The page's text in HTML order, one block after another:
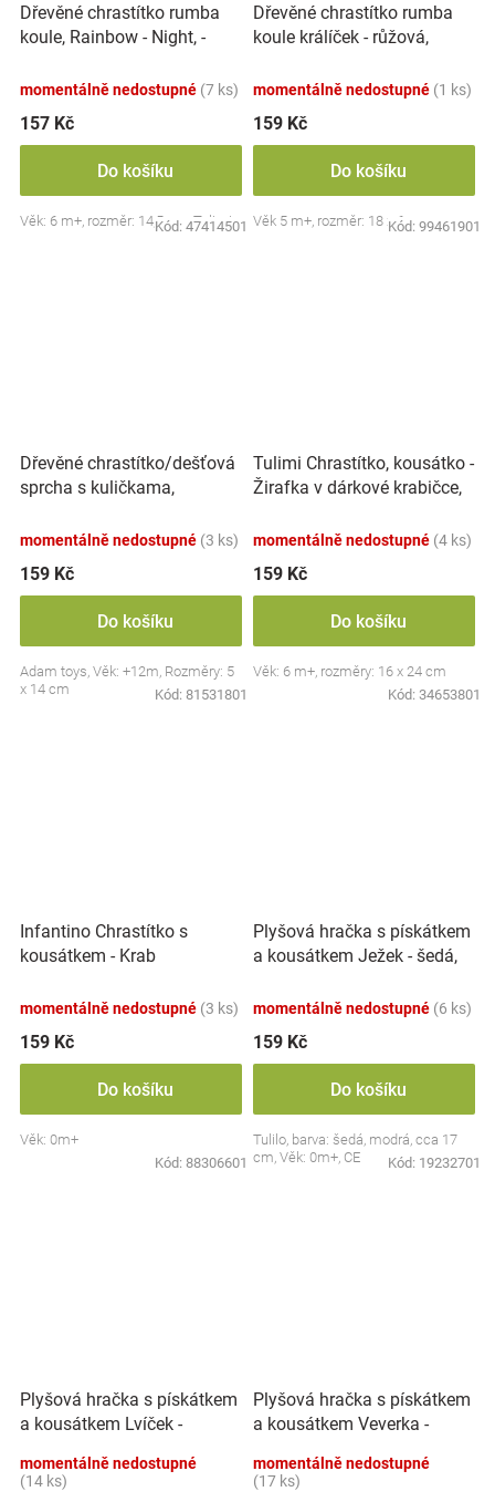
Dřevěné chrastítko rumba
koule, Rainbow - Night, -
momentálně nedostupné (7 ks)
157 Kč
Do košíku
Věk: 6 m+, rozměr: 14,5 cm, Tulimi
Kód: 47414501
Dřevěné chrastítko rumba
koule králíček - růžová,
momentálně nedostupné (1 ks)
159 Kč
Do košíku
Věk 5 m+, rozměr: 18 x 6 cm
Kód: 99461901
Dřevěné chrastítko/dešťová
sprcha s kuličkama,
momentálně nedostupné (3 ks)
159 Kč
Do košíku
Adam toys, Věk: +12m, Rozměry: 5
x 14 cm
Kód: 81531801
Tulimi Chrastítko, kousátko -
Žirafka v dárkové krabičce,
momentálně nedostupné (4 ks)
159 Kč
Do košíku
Věk: 6 m+, rozměry: 16 x 24 cm
Kód: 34653801
Infantino Chrastítko s
kousátkem - Krab
momentálně nedostupné (3 ks)
159 Kč
Do košíku
Věk: 0m+
Kód: 88306601
Plyšová hračka s pískátkem
a kousátkem Ježek - šedá,
momentálně nedostupné (6 ks)
159 Kč
Do košíku
Tulilo, barva: šedá, modrá, cca 17
cm, Věk: 0m+, CE
Kód: 19232701
Plyšová hračka s pískátkem
a kousátkem Lvíček -
momentálně nedostupné
(14 ks)
Plyšová hračka s pískátkem
a kousátkem Veverka -
momentálně nedostupné
(17 ks)